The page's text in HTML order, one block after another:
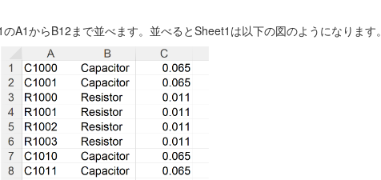
A1からB12まで並べます。並べるとSheet1は以下の図のようになります。